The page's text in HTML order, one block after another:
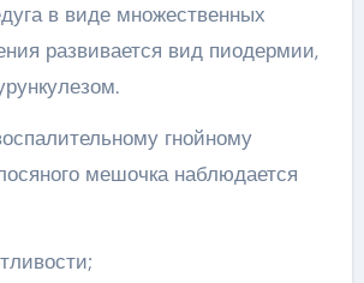
в виде множественных
развивается вид пиодермии,
гнойному
мешочка наблюдается